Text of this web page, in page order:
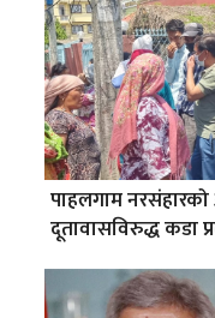
पाहलगाम
दूतावासविरुद्ध कडा